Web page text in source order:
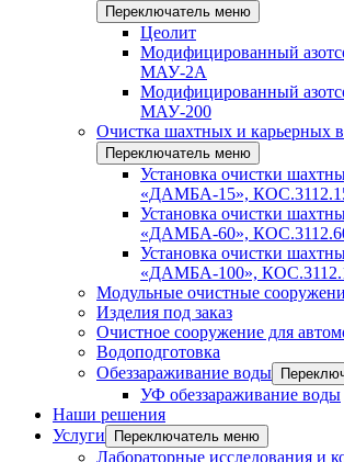
Переключатель меню
Цеолит
Модифицированный
МАУ-2А
Модифицированный
МАУ-200
Очистка шахтных и карьерных
Переключатель меню
Установка очистки
«ДАМБА-15»,
Установка очистки
«ДАМБА-60»,
Установка очистки
«ДАМБА-100»,
Модульные очистные
Изделия под заказ
Очистное сооружение для
Водоподготовка
Обеззараживание воды
УФ обеззараживание воды
Наши решения
Услуги
Переключатель меню
Лабораторные исследования и